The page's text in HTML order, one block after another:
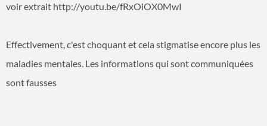
voir extrait http://youtu.be/fRxOiOX0MwI
Effectivement, c'est choquant et cela stigmatise encore plus les
maladies mentales. Les informations qui sont communiquées
sont fausses